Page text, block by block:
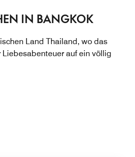
IN BANGKOK
Land Thailand, wo das
Liebesabenteuer auf ein völlig